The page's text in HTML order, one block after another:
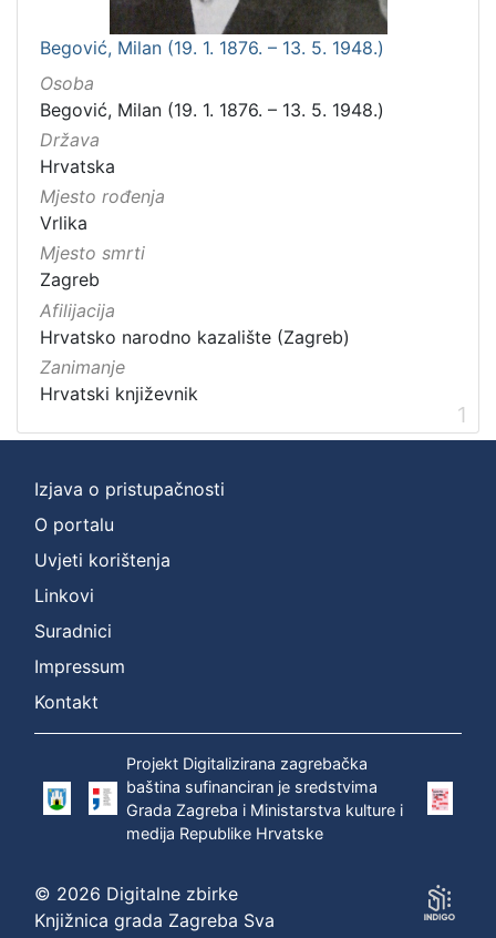
Begović, Milan (19. 1. 1876. – 13. 5. 1948.)
Osoba
Begović, Milan (19. 1. 1876. – 13. 5. 1948.)
Država
Hrvatska
Mjesto rođenja
Vrlika
Mjesto smrti
Zagreb
Afilijacija
Hrvatsko narodno kazalište (Zagreb)
Zanimanje
Hrvatski književnik
1
Izjava o pristupačnosti
O portalu
Uvjeti korištenja
Linkovi
Suradnici
Impressum
Kontakt
Projekt Digitalizirana zagrebačka
baština sufinanciran je sredstvima
Grada Zagreba i Ministarstva kulture i
medija Republike Hrvatske
© 2026 Digitalne zbirke
Knjižnica grada Zagreba Sva